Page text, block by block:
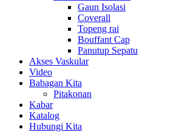
Gaun Isolasi
Coverall
Topeng rai
Bouffant Cap
Panutup Sepatu
Akses Vaskular
Video
Babagan Kita
Pitakonan
Kabar
Katalog
Hubungi Kita